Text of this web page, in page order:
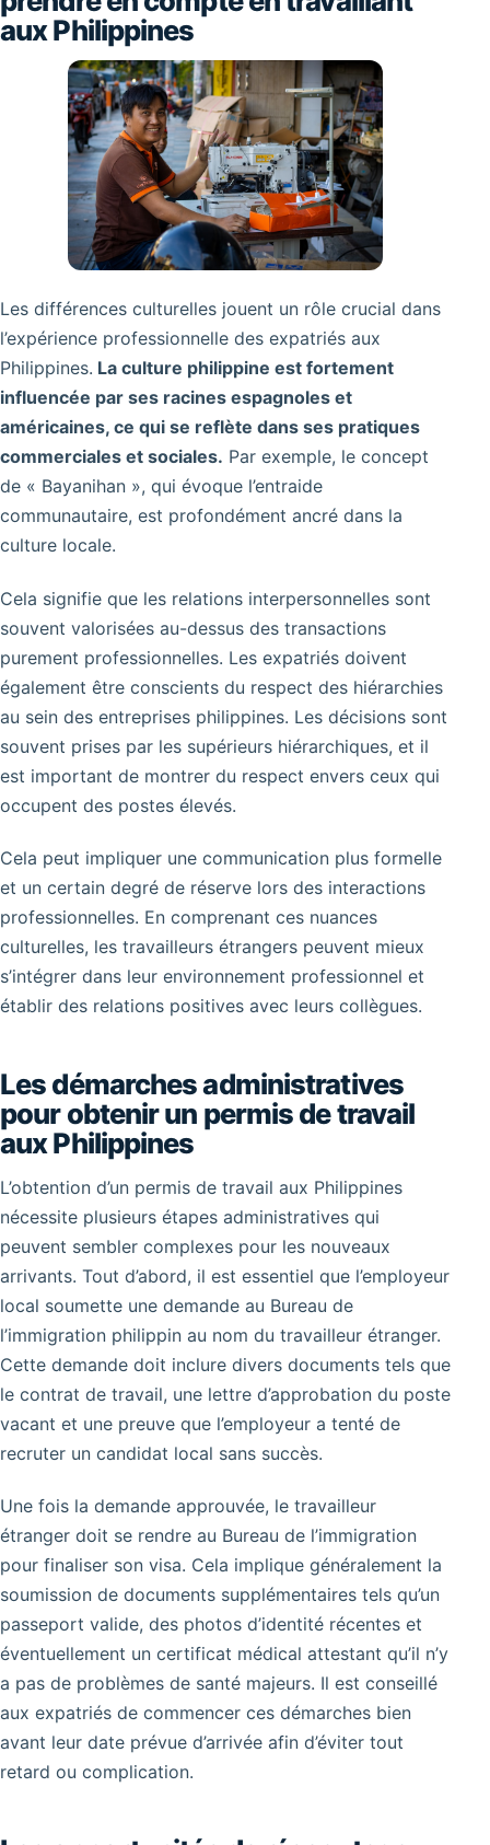
aux Philippines
Les différences culturelles jouent un rôle crucial dans
l’expérience professionnelle des expatriés aux
Philippines. La culture philippine est fortement
influencée par ses racines espagnoles et
américaines, ce qui se reflète dans ses pratiques
commerciales et sociales. Par exemple, le concept
de « Bayanihan », qui évoque l’entraide
communautaire, est profondément ancré dans la
culture locale.
Cela signifie que les relations interpersonnelles sont
souvent valorisées au-dessus des transactions
purement professionnelles. Les expatriés doivent
également être conscients du respect des hiérarchies
au sein des entreprises philippines. Les décisions sont
souvent prises par les supérieurs hiérarchiques, et il
est important de montrer du respect envers ceux qui
occupent des postes élevés.
Cela peut impliquer une communication plus formelle
et un certain degré de réserve lors des interactions
professionnelles. En comprenant ces nuances
culturelles, les travailleurs étrangers peuvent mieux
s’intégrer dans leur environnement professionnel et
établir des relations positives avec leurs collègues.
Les démarches administratives
pour obtenir un permis de travail
aux Philippines
L’obtention d’un permis de travail aux Philippines
nécessite plusieurs étapes administratives qui
peuvent sembler complexes pour les nouveaux
arrivants. Tout d’abord, il est essentiel que l’employeur
local soumette une demande au Bureau de
l’immigration philippin au nom du travailleur étranger.
Cette demande doit inclure divers documents tels que
le contrat de travail, une lettre d’approbation du poste
vacant et une preuve que l’employeur a tenté de
recruter un candidat local sans succès.
Une fois la demande approuvée, le travailleur
étranger doit se rendre au Bureau de l’immigration
pour finaliser son visa. Cela implique généralement la
soumission de documents supplémentaires tels qu’un
passeport valide, des photos d’identité récentes et
éventuellement un certificat médical attestant qu’il n’y
a pas de problèmes de santé majeurs. Il est conseillé
aux expatriés de commencer ces démarches bien
avant leur date prévue d’arrivée afin d’éviter tout
retard ou complication.